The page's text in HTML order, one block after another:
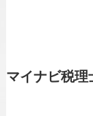
マイナビ税